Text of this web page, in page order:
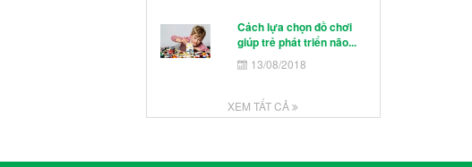
Cách lựa chọn đồ chơi
giúp trẻ phát triển não...
13/08/2018
XEM TẤT CẢ